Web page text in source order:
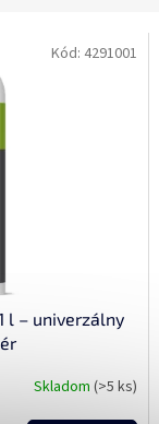
l – univerzálny
Skladom(>5 ks)
Kód: 4291001